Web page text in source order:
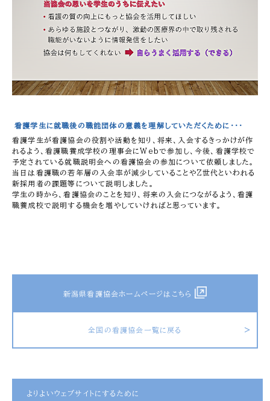
看護学生に就職後の職能団体の意義を理解していただくために・・・
看護学生が看護協会の役割や活動を知り、将来、入会するきっかけが作
れるよう、看護職養成学校の理事会にWebで参加し、今後、看護学校で
予定されている就職説明会への看護協会の参加について依頼しました。
当日は看護職の若年層の入会率が減少していることやZ世代といわれる
新採用者の課題等について説明しました。
学生の時から、看護協会のことを知り、将来の入会につながるよう、看護
職養成校で説明する機会を増やしていければと思っています。
新潟県看護協会ホームページはこちら
全国の看護協会一覧に戻る
よりよいウェブサイトにするために